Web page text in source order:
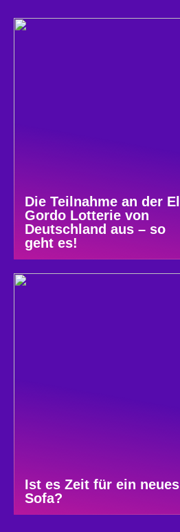
Die Teilnahme an der El
Gordo Lotterie von
Deutschland aus – so
geht es!
Ist es Zeit für ein neues
Sofa?